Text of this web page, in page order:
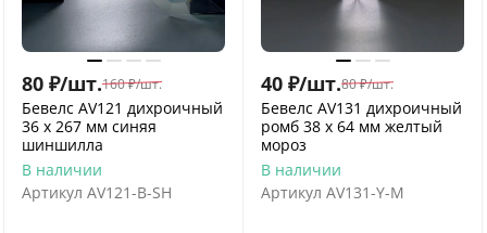
80 ₽/шт.160 ₽/шт.
Бевелс AV121 дихроичный
36 х 267 мм синяя
шиншилла
В наличии
Артикул AV121-B-SH
40 ₽/шт.80 ₽/шт.
Бевелс AV131 дихроичный
ромб 38 х 64 мм желтый
мороз
В наличии
Артикул AV131-Y-M